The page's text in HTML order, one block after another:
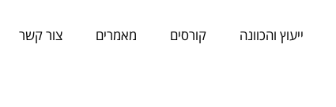
ייעוץ והכוונה קורסים מאמרים צור קשר